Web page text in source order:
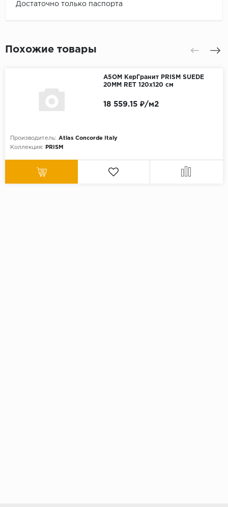
Достаточно только паспорта
Похожие товары
A5OM КерГранит PRISM SUEDE
20MM RET 120x120 см
Производитель: Atlas Concorde Italy
Коллекция:
PRISM
18 559.15 ₽/м2